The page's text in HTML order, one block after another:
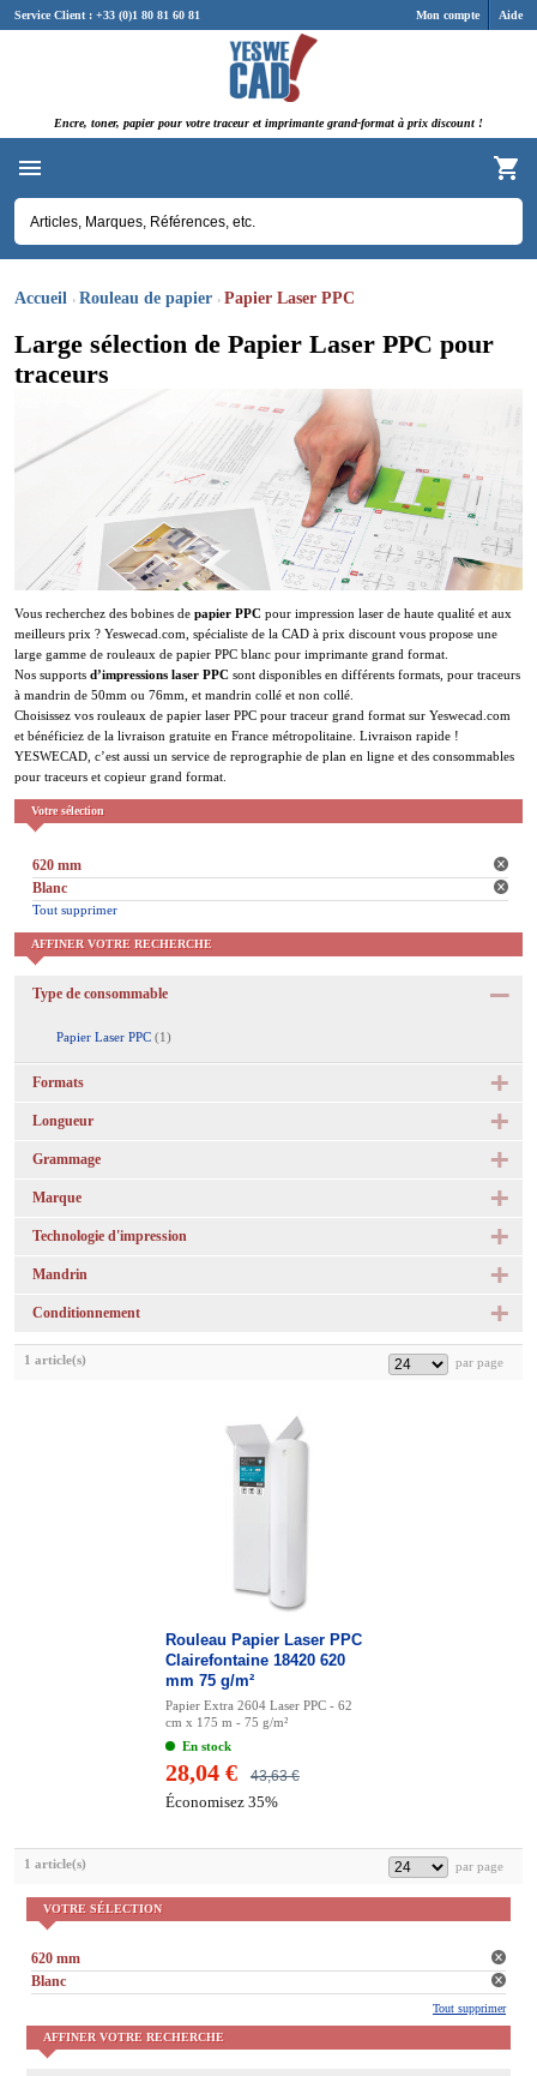
Mon compte Aide
Service Client : +33 (0)1 80 81 60 81
Encre, toner, papier pour votre traceur et imprimante grand-format à prix discount !
VOTRE SÉLECTION
620 mm
Blanc
Tout supprimer
AFFINER VOTRE RECHERCHE
Accueil Rouleau de papier Papier Laser PPC
Large sélection de Papier Laser PPC pour
traceurs
Vous recherchez des bobines de papier PPC pour impression laser de haute qualité et aux
meilleurs prix ? Yeswecad.com, spécialiste de la CAD à prix discount vous propose une
large gamme de rouleaux de papier PPC blanc pour imprimante grand format.
Nos supports d’impressions laser PPC sont disponibles en différents formats, pour traceurs
à mandrin de 50mm ou 76mm, et mandrin collé et non collé.
Choisissez vos rouleaux de papier laser PPC pour traceur grand format sur Yeswecad.com
et bénéficiez de la livraison gratuite en France métropolitaine. Livraison rapide !
YESWECAD, c’est aussi un service de reprographie de plan en ligne et des consommables
pour traceurs et copieur grand format.
Votre sélection
620 mm
Blanc
Tout supprimer
AFFINER VOTRE RECHERCHE
Type de consommable
Papier Laser PPC (1)
Formats
Longueur
Grammage
Marque
Technologie d'impression
Mandrin
Conditionnement
1 article(s)
Rouleau Papier Laser PPC
Clairefontaine 18420 620
mm 75 g/m²
Papier Extra 2604 Laser PPC - 62
cm x 175 m - 75 g/m²
En stock
43,63 €
28,04 €
Économisez 35%
1 article(s)
Panneau de gestion des cookies